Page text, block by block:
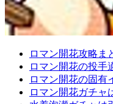
ロマン開花攻略ま
ロマン開花の投手
ロマン開花の固有
ロマン開花ガチャ